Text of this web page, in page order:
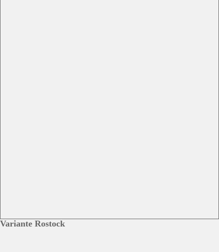
Variante Rostock